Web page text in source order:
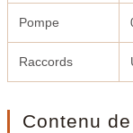
Pompe
Raccords
Contenu